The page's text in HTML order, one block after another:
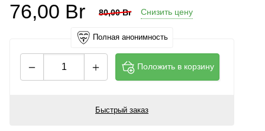
76,00 Br 80,00Br Снизить цену
Полная анонимность
Положить в корзину
Быстрый заказ